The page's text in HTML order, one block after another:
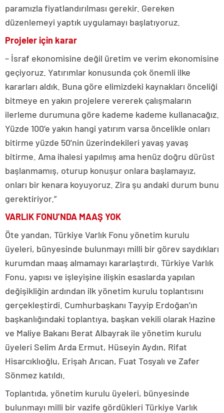
paramızla fiyatlandırılması gerekir. Gereken
düzenlemeyi yaptık uygulamayı başlatıyoruz.
Projeler için karar
– İsraf ekonomisine değil üretim ve verim ekonomisine
geçiyoruz. Yatırımlar konusunda çok önemli ilke
kararları aldık. Buna göre elimizdeki kaynakları önceliği
bitmeye en yakın projelere vererek çalışmaların
ilerleme durumuna göre kademe kademe kullanacağız.
Yüzde 100’e yakın hangi yatırım varsa öncelikle onları
bitirme yüzde 50’nin üzerindekileri yavaş yavaş
bitirme. Ama ihalesi yapılmış ama henüz doğru dürüst
başlanmamış, oturup konuşur onlara başlamayız,
onları bir kenara koyuyoruz. Zira şu andaki durum bunu
gerektiriyor.”
VARLIK FONU’NDA MAAŞ YOK
Öte yandan, Türkiye Varlık Fonu yönetim kurulu
üyeleri, bünyesinde bulunmayı milli bir görev saydıkları
kurumdan maaş almamayı kararlaştırdı. Türkiye Varlık
Fonu, yapısı ve işleyişine ilişkin esaslarda yapılan
değişikliğin ardından ilk yönetim kurulu toplantısını
gerçekleştirdi. Cumhurbaşkanı Tayyip Erdoğan’ın
başkanlığındaki toplantıya, başkan vekili olarak Hazine
ve Maliye Bakanı Berat Albayrak ile yönetim kurulu
üyeleri Selim Arda Ermut, Hüseyin Aydın, Rifat
Hisarcıklıoğlu, Erişah Arıcan, Fuat Tosyalı ve Zafer
Sönmez katıldı.
Toplantıda, yönetim kurulu üyeleri, bünyesinde
bulunmayı milli bir vazife gördükleri Türkiye Varlık